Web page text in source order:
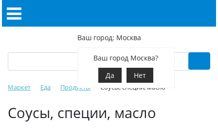
Ваш город: Москва
Ваш город Москва?
Да
Нет
Маркет Еда Продукты Соусы, специи, масло
Соусы, специи, масло